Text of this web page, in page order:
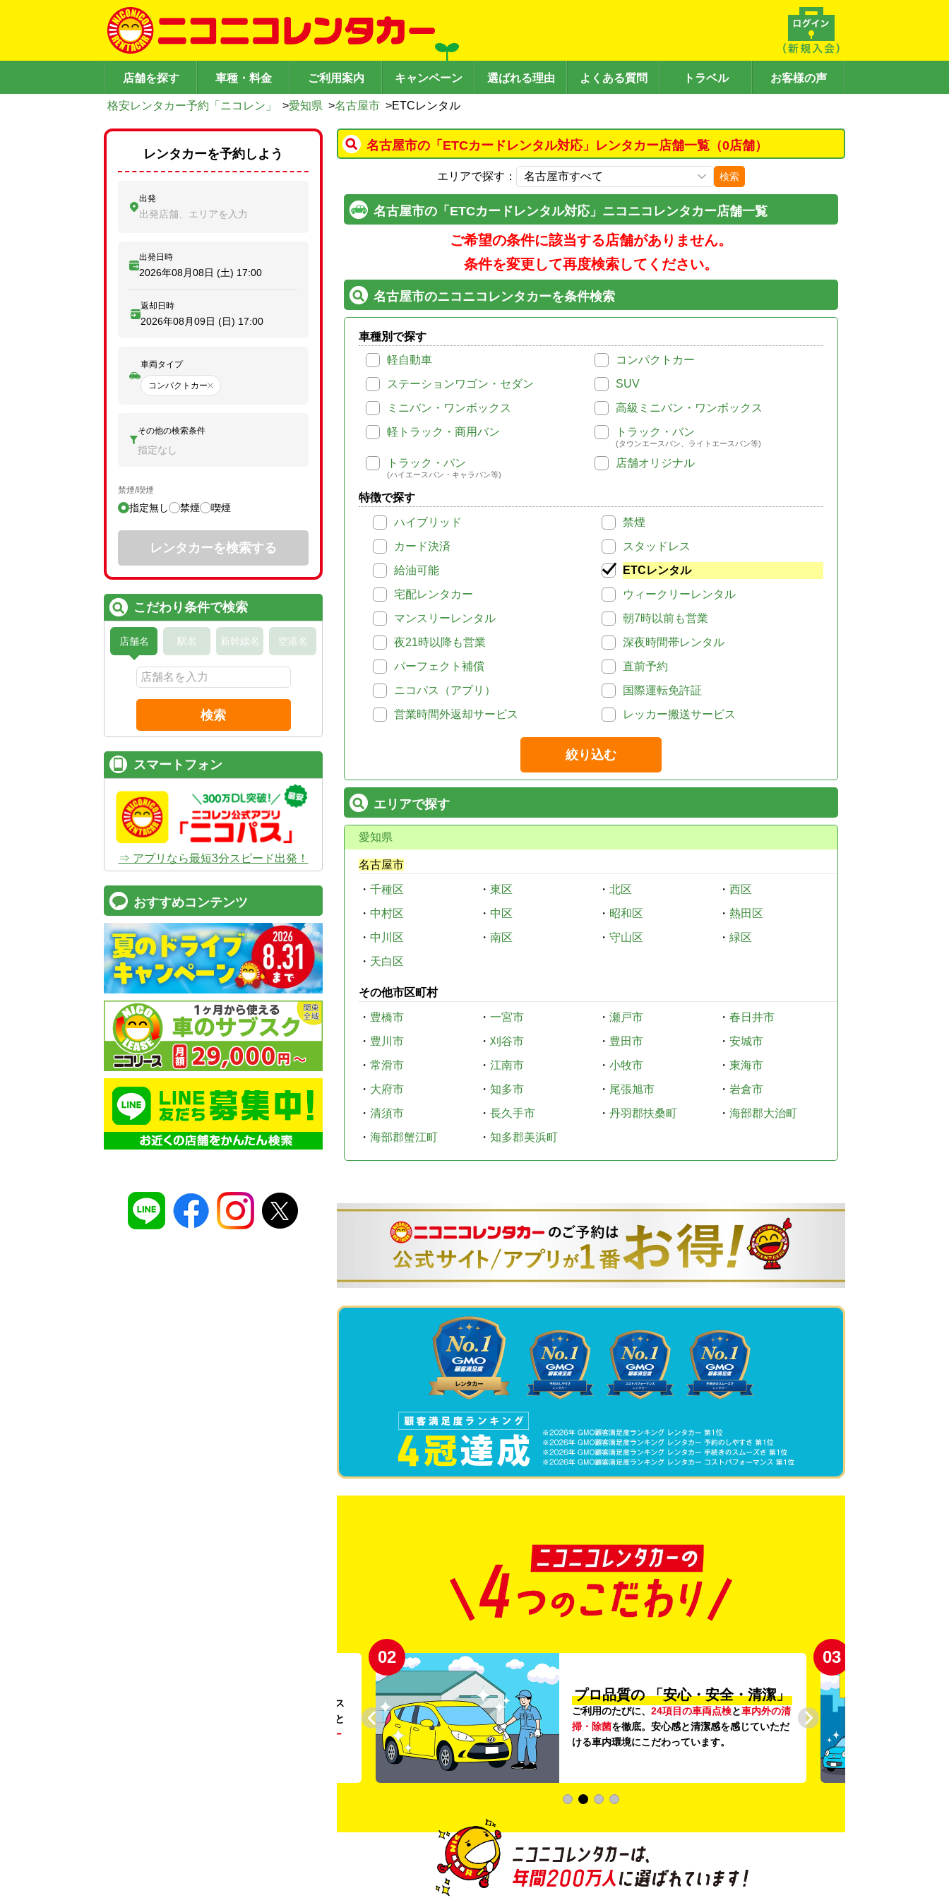
店舗を探す 車種・料金 ご利用案内 キャンペーン 選ばれる理由 よくある質問 トラベル お客様の声
格安レンタカー予約「ニコレン」 >愛知県 >名古屋市 >ETCレンタル
名古屋市の「ETCカードレンタル対応」レンタカー店舗一覧（0店舗）
エリアで探す： 検索
名古屋市の「ETCカードレンタル対応」ニコニコレンタカー店舗一覧
ご希望の条件に該当する店舗がありません。
条件を変更して再度検索してください。
名古屋市のニコニコレンタカーを条件検索
車種別で探す
軽自動車
コンパクトカー
ステーションワゴン・セダン
SUV
ミニバン・ワンボックス
高級ミニバン・ワンボックス
軽トラック・商用バン
トラック・バン
(タウンエースバン、ライトエースバン等)
トラック・バン
(ハイエースバン・キャラバン等)
店舗オリジナル
特徴で探す
ハイブリッド
禁煙
カード決済
スタッドレス
給油可能
ETCレンタル
宅配レンタカー
ウィークリーレンタル
マンスリーレンタル
朝7時以前も営業
夜21時以降も営業
深夜時間帯レンタル
パーフェクト補償
直前予約
ニコパス（アプリ）
国際運転免許証
営業時間外返却サービス
レッカー搬送サービス
絞り込む
エリアで探す
愛知県
名古屋市
・ 千種区 ・ 東区 ・ 北区 ・ 西区
・ 中村区 ・ 中区 ・ 昭和区 ・ 熱田区
・ 中川区 ・ 南区 ・ 守山区 ・ 緑区
・ 天白区
その他市区町村
・ 豊橋市 ・ 一宮市 ・ 瀬戸市 ・ 春日井市
・ 豊川市 ・ 刈谷市 ・ 豊田市 ・ 安城市
・ 常滑市 ・ 江南市 ・ 小牧市 ・ 東海市
・ 大府市 ・ 知多市 ・ 尾張旭市 ・ 岩倉市
・ 清須市 ・ 長久手市 ・ 丹羽郡扶桑町 ・ 海部郡大治町
・ 海部郡蟹江町 ・ 知多郡美浜町
。ガソリンス
タンドや整備工場の既存インフラを活用すること
リー
02
プロ品質の 「安心・安全・清潔」
ご利用のたびに、 24項目の車両点検と車内外の清
掃・除菌を徹底。安心感と清潔感を感じていただ
ける車内環境にこだわっています。
03
レンタカーを予約しよう
出発
出発店舗、エリアを入力
出発日時
2026年08月08日 (土) 17:00
返却日時
2026年08月09日 (日) 17:00
車両タイプ
コンパクトカー
その他の検索条件
指定なし
禁煙/喫煙
指定無し 禁煙 喫煙
レンタカーを検索する
こだわり条件で検索
店舗名 駅名 新幹線名 空港名
検索
スマートフォン
⇒ アプリなら最短3分スピード出発！
おすすめコンテンツ